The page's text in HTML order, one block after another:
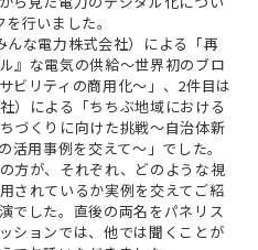
行いました。
んな電力株式会社）による「再
』な電気の供給～世界初のブロ
ビリティの商用化～」、2件目は
）による「ちちぶ地域における
づくりに向けた挑戦～自治体新
用事例を交えて～」でした。
方が、それぞれ、どのような視
されているか実例を交えてご紹
でした。直後の両名をパネリス
ションでは、他では聞くことが